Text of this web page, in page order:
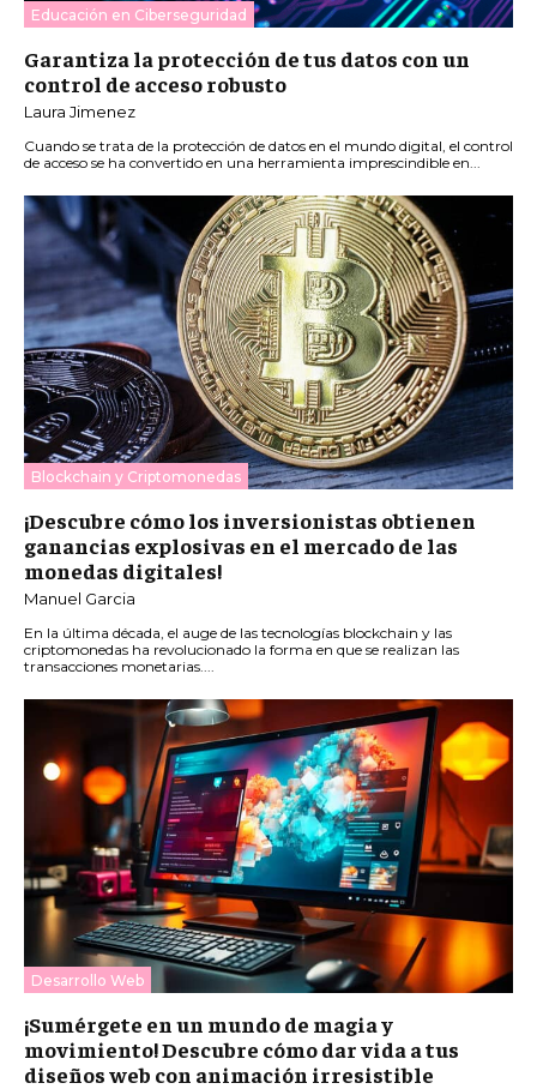
Educación en Ciberseguridad
Garantiza la protección de tus datos con un
control de acceso robusto
Laura Jimenez
Cuando se trata de la protección de datos en el mundo digital, el control
de acceso se ha convertido en una herramienta imprescindible en...
Blockchain y Criptomonedas
¡Descubre cómo los inversionistas obtienen
ganancias explosivas en el mercado de las
monedas digitales!
Manuel Garcia
En la última década, el auge de las tecnologías blockchain y las
criptomonedas ha revolucionado la forma en que se realizan las
transacciones monetarias....
Desarrollo Web
¡Sumérgete en un mundo de magia y
movimiento! Descubre cómo dar vida a tus
diseños web con animación irresistible